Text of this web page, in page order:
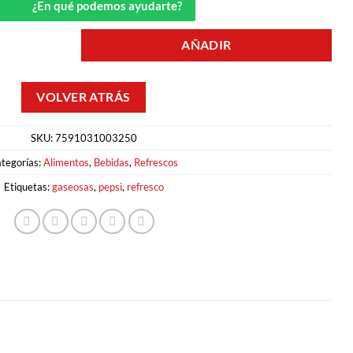
¿En qué podemos ayudarte?
AÑADIR
SKU:7591031003250
Alimentos, Bebidas, Refrescos
Etiquetas:gaseosas, pepsi, refresco